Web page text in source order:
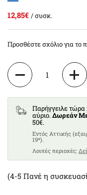
12,85€ / συσκ.
Προσθέστε σχόλιο για το
Ποσότητα
Παρήγγειλε τώρα
αύριο.Δωρεάν
50€.
Eντός Αττικής
19*).
Λοιπές περιοχές:
(4-5 Πανέ η